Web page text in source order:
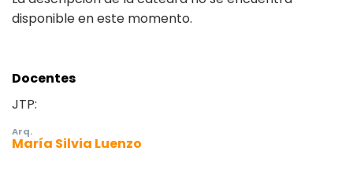
disponible en este momento.
Docentes
JTP:
Arq.
María Silvia Luenzo